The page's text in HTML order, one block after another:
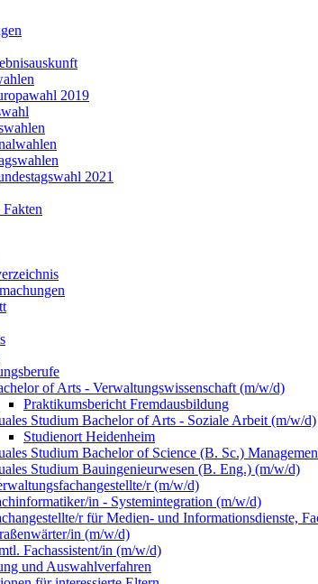
2019
2021
of Arts - Verwaltungswissenschaft (m/w/d)
Praktikumsbericht Fremdausbildung
Studium Bachelor of Arts - Soziale Arbeit (m/w/d)
Studienort Heidenheim
Studium Bachelor of Science (B. Sc.)
Studium Bauingenieurwesen (B. Eng.) (m/w/d)
r (m/w/d)
in - Systemintegration (m/w/d)
r für Medien- und Informationsdienste,
in (m/w/d)
Fachassistent/in (m/w/d)
und Auswahlverfahren